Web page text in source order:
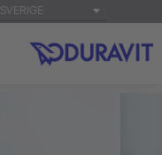
SVERIGE